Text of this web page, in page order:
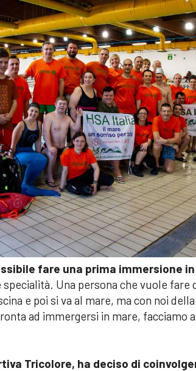
fare una prima immersione
specialità. Una persona che vuole fare
e poi si va al mare, ma con noi
ad immergersi in mare, facciamo
Tricolore, ha deciso di